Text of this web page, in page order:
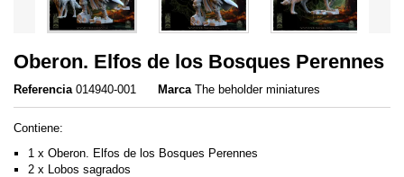
Oberon. Elfos de los Bosques Perennes
Referencia 014940-001 Marca The beholder miniatures
Contiene:
1 x Oberon. Elfos de los Bosques Perennes
2 x Lobos sagrados